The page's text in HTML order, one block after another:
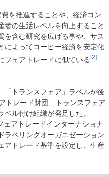
を推進することや、経済コン
者の生活レベルを向上すること
を含む研究を広げる事や、サス
によってコーヒー経済を安定化
フェアトレードに似ている[2]
「トランスフェア」ラベルが後
トレード財団、トランスフェア
ル付け組織が発足した。
アトレードインターナショナ
ラベリングオーガニゼーション
アトレード基準を設定し、生産